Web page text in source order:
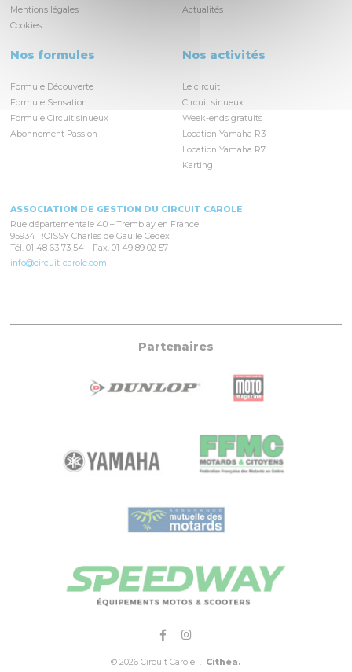
Mentions légales
Cookies
Actualités
Nos formules
Formule Découverte
Formule Sensation
Formule Circuit sinueux
Abonnement Passion
Nos activités
Le circuit
Circuit sinueux
Week-ends gratuits
Location Yamaha R3
Location Yamaha R7
Karting
ASSOCIATION DE GESTION DU CIRCUIT CAROLE
Rue départementale 40 – Tremblay en France
95934 ROISSY Charles de Gaulle Cedex
Tél. 01 48 63 73 54 – Fax. 01 49 89 02 57
info@circuit-carole.com
Partenaires
© 2026 Circuit Carole . Cithéa.